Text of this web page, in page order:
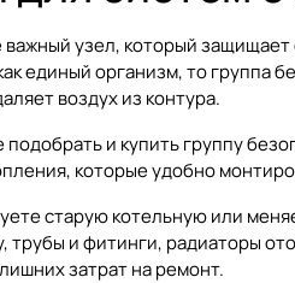
узел, который
единый организм, то группа
воздух из контура.
и купить группу
которые удобно
старую котельную или
,трубы и фитинги, радиаторы
затрат на ремонт.